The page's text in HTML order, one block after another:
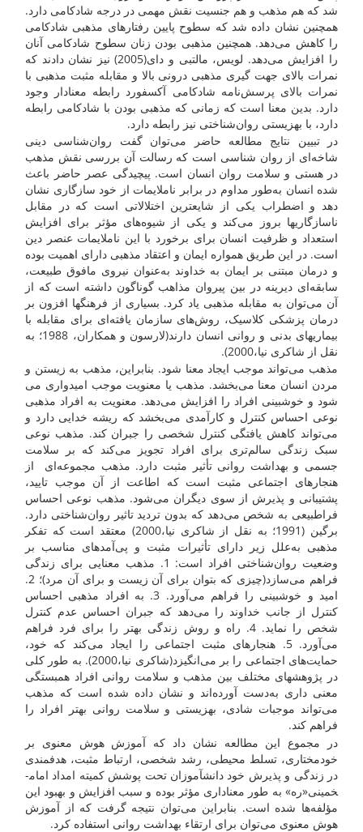
شد که هم مذهب و هم جنسیت نقش مهمی در درجه شادکامی دارد.
همچنین نشان داده شد که سطوح پایین رفتارهای مذهبی شادکامی
را کاهش می‌دهد. همچنین مذهبی بودن زنان سطوح شادکامی آنان
را افزایش می‌دهد. لویس، مالتبی و دای(2005) نیز نشان دادند که
نمرات بالای جهت گیری مذهبی درونی بالا و مقابله مثبت مذهبی با
نمرات بالای پرسش‌نامه شادکامی آکسفورد رابطه معنادار وجود
دارد. بدین معنا است که زمانی که مذهبی بودن با شادکامی رابطه
دارد، با بهزیستی روان‌شناختی نیز رابطه دارد.
در تبیین نتایج مطالعه حاضر می‌توان گفت روان‌شناسی دینی
شاخه‌ای از روان شناسی است که رسالت آن بررسی نقش مذهب
در هستی و سلامت روان انسان است. پیچیدگی عصر حاضر باعث
شده انسان به‌طور مداوم در برابر ناملایمات از خود سازگاری نشان
دهد و اضطراب یکی از شایعترین اختلالاتی است که در مقابل
ناسازگاری­ها بروز می‌کند و یکی از شیوه‌های مؤثر برای افزایش
استعداد و ظرفیت انسان برای برخورد با این ناملایمات عنصر دین
است. در این طریق همواره ایمان و اعتقاد مذهبی دارای اهمیت بوده
و درمان مبتنی بر ایمان به خداوند به‌عنوان نیروی مافوق طبیعت،
‌سابقه‌ای دیرینه در بین پیروان مذاهب گوناگون داشته است که از
آن می‌توان به مقابله مذهبی یاد کرد. ‌بسیاری از فرهنگ­ها افزون بر
درمان پزشکی کلاسیک، ‌روش‌های سازمان یافته‌ای برای مقابله با
بیماری­های بدنی و روانی انسان دارند(لارسون و همکاران، ‌1988؛ به
نقل از شاکری نیا،2000).
مذهب می‌تواند موجب ایجاد معنا شود. بنابراین، مذهب به زیستن و
مردن انسان معنا می‌بخشد. مذهب یا معنویت موجب امیدواری می
شود و خوشبینی افراد را افزایش می‌دهد. معنویت به افراد مذهبی
نوعی احساس کنترل و کارآمدی می‌بخشد که ریشه خدایی دارد و
می‌تواند کاهش یافتگی کنترل شخصی را جبران کند. مذهب نوعی
سبک زندگی سالم‌تری برای افراد تجویز می‌کند که بر سلامت
جسمی و بهداشت روانی تأثیر مثبت دارد. مذهب مجموعه‌ای از
هنجارهای اجتماعی مثبت است که اطاعت از آن موجب تایید،
‌پشتیبانی و پذیرش از سوی دیگران می‌شود. مذهب نوعی احساس
فراطبیعی به شخص می‌دهد که بدون تردید تاثیر روان‌شناختی دارد.
برگین (1991؛ به نقل از شاکری نیا،2000) معتقد است که تفکر
مذهبی به‌علل زیر دارای تأثیرات مثبت و پی‌آمدهای مناسب بر
وضعیت روان‌شناختی افراد است: 1. مذهب معنایی برای زندگی
فراهم می‌سازد(چیزی که بتوان برای آن زیست و برای آن مرد)؛ 2.
امید و خوشبینی را فراهم می‌آورد. 3. به افراد مذهبی احساس
کنترل از جانب خداوند را می‌دهد که جبران احساس عدم کنترل
شخص را نماید. 4. راه و روش زندگی بهتر را برای فرد فراهم
می‌آورد. 5. هنجارهای مثبت اجتماعی را ایجاد می‌کند که خود،
حمایت‌های اجتماعی را بر می‌انگیزد(شاکری نیا،2000). به طور کلی
در پژوهش­های مختلف بین مذهب و سلامت روانی افراد همبستگی
معنی داری به‌دست آورده‌اند و نشان داده شده است که مذهب
می‌تواند موجبات شادی، بهزیستی و سلامت روانی بهتر افراد را
فراهم کند.
در مجموع این مطالعه نشان داد که آموزش هوش معنوی بر
خودمختاری، تسلط محیطی، رشد شخصی، ارتباط مثبت، هدفمندی
در زندگی و پذیرش خود دانش­آموزان تحت پوشش کمیته امداد امام­
خمینی«ره» به طور معناداری مؤثر بوده و سبب افزایش و بهبود این
مؤلفه‌ها شده است. بنابراین می‌توان نتیجه گرفت که از آموزش
هوش معنوی می‌توان برای ارتقاء بهداشت روانی استفاده کرد.